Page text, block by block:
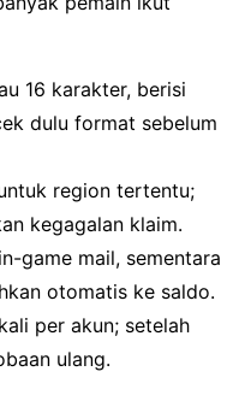
16 karakter, berisi
dulu format sebelum
region tertentu;
kegagalan klaim.
game mail, sementara
otomatis ke saldo.
per akun; setelah
ulang.